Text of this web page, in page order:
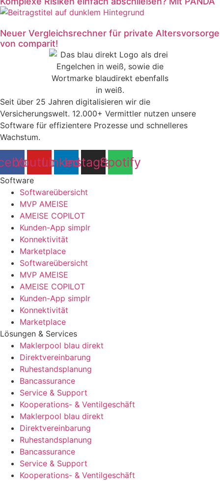
Neuer Vergleichsrechner für private Altersvorsorge
von comparit!
Seit über 25 Jahren digitalisieren wir die
Versicherungswelt. 12.000+ Vermittler nutzen unsere
Software für effizientere Prozesse und schnelleres
Wachstum.
YoutubeLinkedin
Instagram
Spotify
Software
Softwareübersicht
MVP AMEISE
AMEISE COPILOT
Kunden-App simplr
Konnektivität
Marketplace
Softwareübersicht
MVP AMEISE
AMEISE COPILOT
Kunden-App simplr
Konnektivität
Marketplace
Lösungen & Services
Maklerpool blau direkt
Direktvereinbarung
Ruhestandsplanung
Bancassurance
Service & Support
Kooperations- & Ventilgeschäft
Maklerpool blau direkt
Direktvereinbarung
Ruhestandsplanung
Bancassurance
Service & Support
Kooperations- & Ventilgeschäft